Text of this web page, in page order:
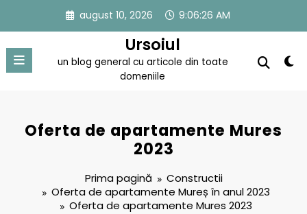
conținut
august 10, 2026 9:06:26 AM
Ursoiul
un blog general cu articole din toate
domeniile
Oferta de apartamente Mures
2023
Prima pagină
Constructii
Oferta de apartamente Mureș în anul 2023
Oferta de apartamente Mures 2023